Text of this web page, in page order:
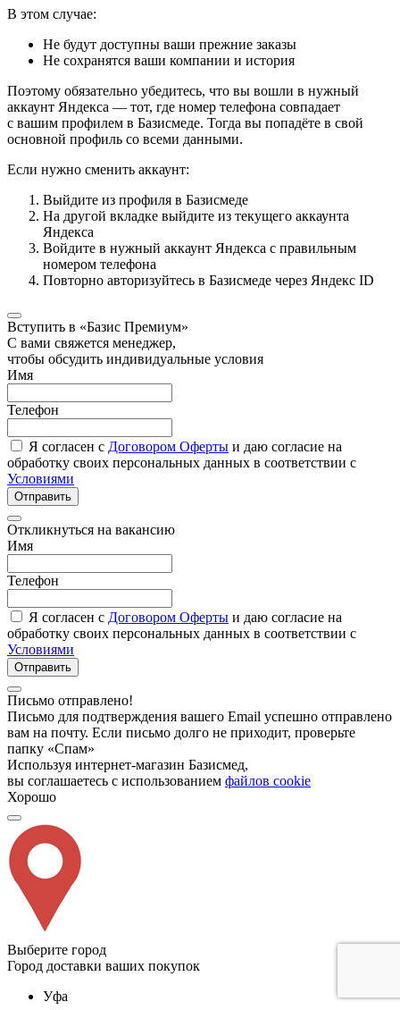
В этом случае:
Не будут доступны ваши прежние заказы
Не сохранятся ваши компании и история
Поэтому обязательно убедитесь, что вы вошли в нужный
аккаунт Яндекса — тот, где номер телефона совпадает
с вашим профилем в Базисмеде. Тогда вы попадёте в свой
основной профиль со всеми данными.
Если нужно сменить аккаунт:
Выйдите из профиля в Базисмеде
На другой вкладке выйдите из текущего аккаунта
Яндекса
Войдите в нужный аккаунт Яндекса с правильным
номером телефона
Повторно авторизуйтесь в Базисмеде через Яндекс ID
Вступить в «Базис Премиум»
С вами свяжется менеджер,
чтобы обсудить индивидуальные условия
Имя
Телефон
Я согласен с Договором Оферты и даю согласие на
обработку своих персональных данных в соответствии с
Условиями
Отправить
Откликнуться на вакансию
Имя
Телефон
Я согласен с Договором Оферты и даю согласие на
обработку своих персональных данных в соответствии с
Условиями
Отправить
Письмо отправлено!
Письмо для подтверждения вашего Email успешно отправлено
вам на почту. Если письмо долго не приходит, проверьте
папку «Спам»
Используя интернет-магазин Базисмед,
вы соглашаетесь с использованием файлов cookie
Хорошо
Выберите город
Город доставки ваших покупок
Уфа